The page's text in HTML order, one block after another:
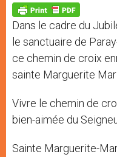
p
p
g
e
r
o
k
Dans le cadre du
le sanctuaire de
ce chemin de croix
sainte Marguerite
Vivre le chemin de
bien-aimée du
Sainte Marguerite-